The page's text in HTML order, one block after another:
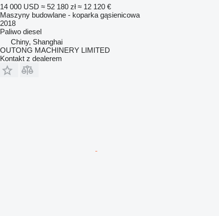
14 000 USD ≈ 52 180 zł ≈ 12 120 €
Maszyny budowlane - koparka gąsienicowa
2018
Paliwo diesel
Chiny, Shanghai
OUTONG MACHINERY LIMITED
Kontakt z dealerem